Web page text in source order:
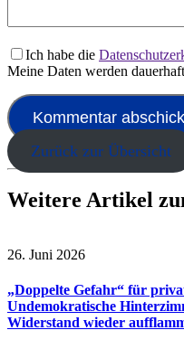
Ich habe die
Meine Daten werden
Zurück zur Übersicht
Weitere Artikel
26. Juni 2026
„Doppelte Gefahr“ für
Undemokratische
Widerstand wieder